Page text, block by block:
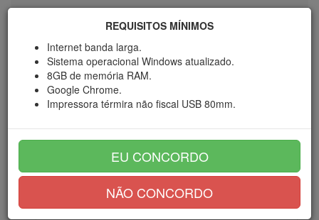
Delivery | 350,00 | Semestral
DADOS PESSOAIS
REQUISITOS MÍNIMOS
Internet banda larga.
Sistema operacional Windows atualizado.
8GB de memória RAM.
Google Chrome.
Impressora térmira não fiscal USB 80mm.
EU CONCORDO
NÃO CONCORDO